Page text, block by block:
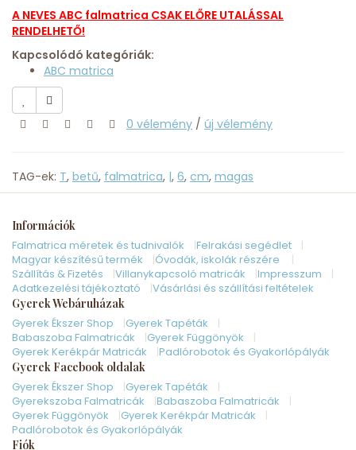
A NEVES ABC falmatrica CSAK ELŐRE UTALÁSSAL
RENDELHETŐ!
Kapcsolódó kategóriák:
ABC matrica
0 vélemény / új vélemény
TAG-ek: T, betű, falmatrica, |, 6, cm, magas
Információk
Falmatrica méretek és tudnivalók
Felrakási segédlet
Magyar készítésű termék
Óvodák, iskolák részére
Szállítás & Fizetés
Villanykapcsoló matricák
Impresszum
Adatkezelési tájékoztató
Vásárlási és szállítási feltételek
Gyerek Webáruházak
Gyerek Ékszer Shop
Gyerek Tapéták
Babaszoba Falmatricák
Gyerek Függönyök
Gyerek Kerékpár Matricák
Padlórobotok és Gyakorlópályák
Gyerek Facebook oldalak
Gyerek Ékszer Shop
Gyerek Tapéták
Gyerekszoba Falmatricák
Babaszoba Falmatricák
Gyerek Függönyök
Gyerek Kerékpár Matricák
Padlórobotok és Gyakorlópályák
Fiók